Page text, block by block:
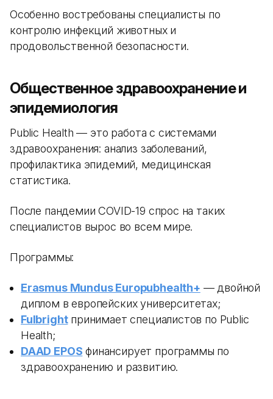
Особенно востребованы специалисты по
контролю инфекций животных и
продовольственной безопасности.
Общественное здравоохранение и
эпидемиология
Public Health — это работа с системами
здравоохранения: анализ заболеваний,
профилактика эпидемий, медицинская
статистика.
После пандемии COVID-19 спрос на таких
специалистов вырос во всем мире.
Программы:
Erasmus Mundus Europubhealth+ — двойной
диплом в европейских университетах;
Fulbrightпринимает специалистов по Public
Health;
DAAD EPOS финансирует программы по
здравоохранению и развитию.